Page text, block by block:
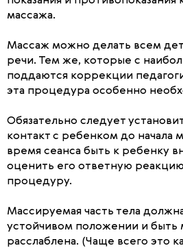
массажа.
Массаж можно делать всем
речи. Тем же, которые с
поддаются коррекции
эта процедура особенно
Обязательно следует
контакт с ребенком до начала
время сеанса быть к ребенку
оценить его ответную
процедуру.
Массируемая часть тела
устойчивом положении и быть
расслаблена. (Чаще всего это